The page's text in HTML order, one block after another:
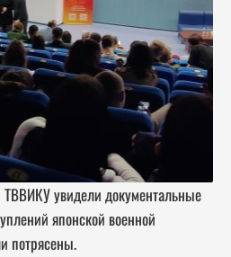
увидели документальные
японской военной
потрясены.